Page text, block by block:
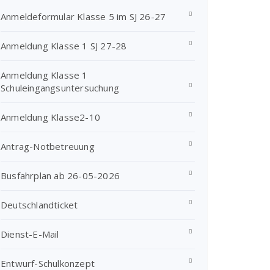
Anmeldeformular Klasse 5 im SJ 26-27
Anmeldung Klasse 1 SJ 27-28
Anmeldung Klasse 1
Schuleingangsuntersuchung
Anmeldung Klasse2-10
Antrag-Notbetreuung
Busfahrplan ab 26-05-2026
Deutschlandticket
Dienst-E-Mail
Entwurf-Schulkonzept